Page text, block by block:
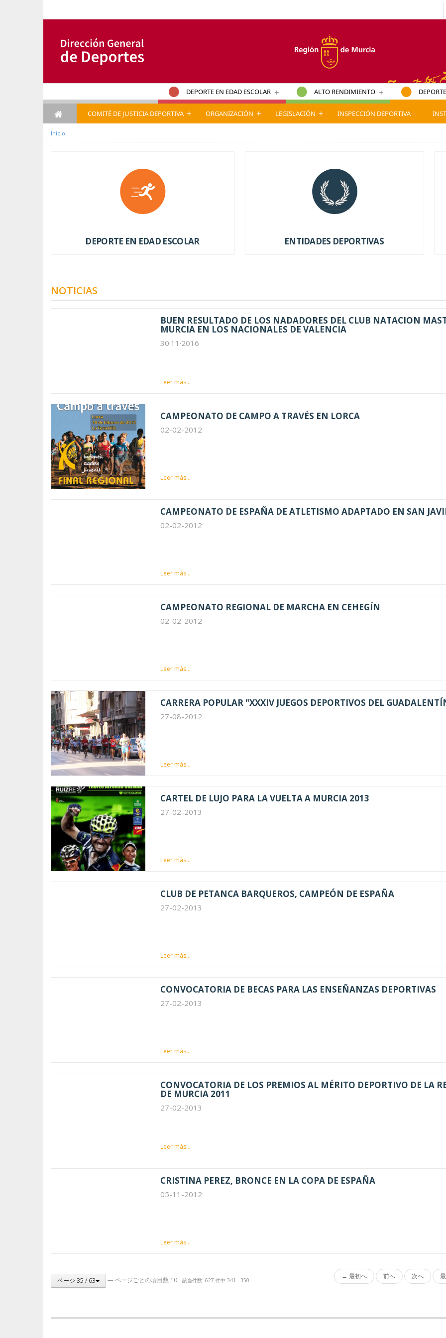
DEPORTE EN EDAD ESCOLAR + ALTO RENDIMIENTO +
COMITÉ DE JUSTICIA DEPORTIVA + ORGANIZACIÓN + LEGISLACIÓN + INSPECCIÓN DEPORTIVA
Inicio
DEPORTE EN EDAD ESCOLAR ENTIDADES DEPORTIVAS
NOTICIAS
BUEN RESULTADO DE LOS NADADORES DEL CLUB NATACION
MURCIA EN LOS NACIONALES DE VALENCIA
30·11·2016
Leer más...
CAMPEONATO DE CAMPO A TRAVÉS EN LORCA
02-02-2012
Leer más...
CAMPEONATO DE ESPAÑA DE ATLETISMO ADAPTADO EN SAN
02-02-2012
Leer más...
CAMPEONATO REGIONAL DE MARCHA EN CEHEGÍN
02-02-2012
Leer más...
CARRERA POPULAR "XXXIV JUEGOS DEPORTIVOS DEL
27-08-2012
Leer más...
CARTEL DE LUJO PARA LA VUELTA A MURCIA 2013
27-02-2013
Leer más...
CLUB DE PETANCA BARQUEROS, CAMPEÓN DE ESPAÑA
27-02-2013
Leer más...
CONVOCATORIA DE BECAS PARA LAS ENSEÑANZAS DEPORTIVAS
27-02-2013
Leer más...
CONVOCATORIA DE LOS PREMIOS AL MÉRITO DEPORTIVO DE LA
DE MURCIA 2011
27-02-2013
Leer más...
CRISTINA PEREZ, BRONCE EN LA COPA DE ESPAÑA
05-11-2012
Leer más...
ページ 35 / 63 — ページごとの項目数 10 該当件数: 627 件中 341 - 350 ← 最初へ 前へ 次へ